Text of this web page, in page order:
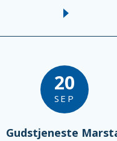
20
SEP
Gudstjeneste